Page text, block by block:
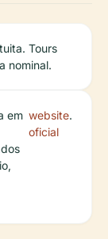
Tours
nominal.
em website
oficial
.